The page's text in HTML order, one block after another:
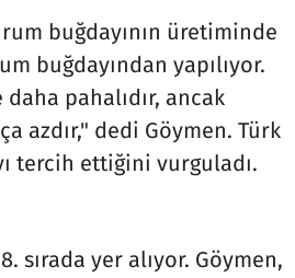
buğdayının üretiminde
buğdayından yapılıyor.
pahalıdır, ancak
azdır," dedi Göymen. Türk
tercih ettiğini vurguladı.
yer alıyor. Göymen,